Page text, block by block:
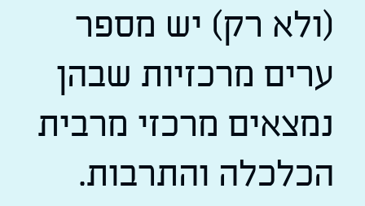
(ולא רק) יש מספר
ערים מרכזיות שבהן
נמצאים מרכזי מרבית
הכלכלה והתרבות.